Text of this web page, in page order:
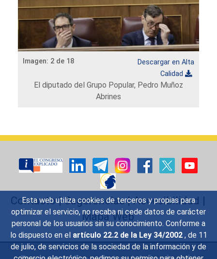
Esta web utiliza cookies de terceros y propias para
optimizar el servicio, no recaba ni cede datos de carácter
personal de los usuarios sin su conocimiento. Conforme a
lo dispuesto en el artículo 22.2 de la Ley 34/2002 , de 11
de julio, de servicios de la sociedad de la información y de
Imagen: 2 de 18
Descargar en Alta
Calidad
El diputado del Grupo Popular, Pedro Muñoz
Abrines
El
del
Grupo
Pedro
Muñoz
Abrines
Contacto|Sugerencias|Accesibilidad |
Mapa Web